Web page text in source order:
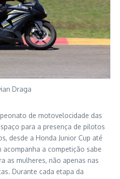
Draga
de motovelocidade das
para a presença de pilotos
desde a Honda Junior Cup até
acompanha a competição sabe
as mulheres, não apenas nas
Durante cada etapa da